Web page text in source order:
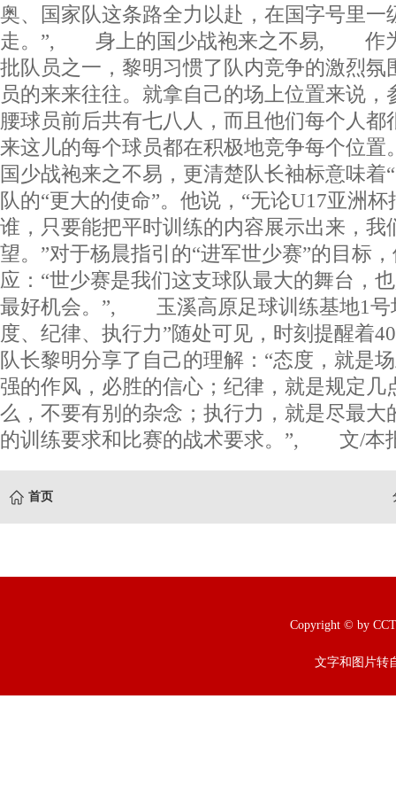
奥、国家队这条路全力以赴，在国字号里一
走。”, 身上的国少战袍来之不易, 作为
批队员之一，黎明习惯了队内竞争的激烈氛
员的来来往往。就拿自己的场上位置来说，
腰球员前后共有七八人，而且他们每个人都
来这儿的每个球员都在积极地竞争每个
国少战袍来之不易，更清楚队长袖标意味着
队的“更大的使命”。他说，“无论U17亚洲
谁，只要能把平时训练的内容展示出来，我
望。”对于杨晨指引的“进军世少赛”的目标
应：“世少赛是我们这支球队最大的舞台，
最好机会。”, 玉溪高原足球训练基地1号
度、纪律、执行力”随处可见，时刻提醒着
队长黎明分享了自己的理解：“态度，就是
强的作风，必胜的信心；纪律，就是规定几
么，不要有别的杂念；执行力，就是尽最大
的训练要求和比赛的战术要求。”, 文/本
首页
Copyright © by
文字和图片转